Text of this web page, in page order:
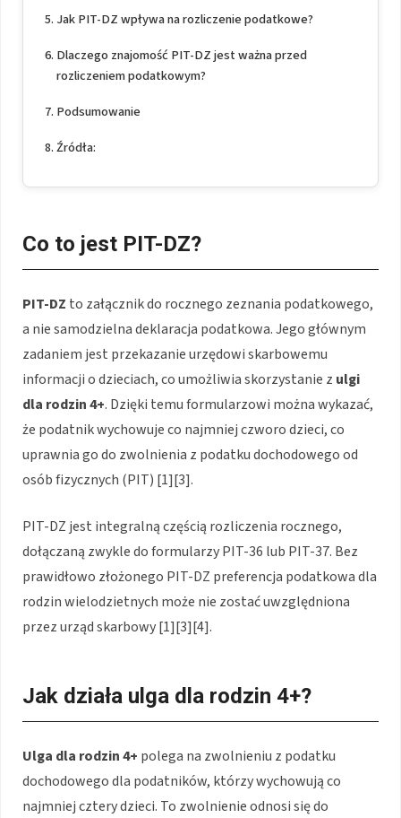
Jak PIT-DZ wpływa na rozliczenie podatkowe?
Dlaczego znajomość PIT-DZ jest ważna przed
rozliczeniem podatkowym?
Podsumowanie
Źródła:
Co to jest PIT-DZ?
PIT-DZ to załącznik do rocznego zeznania podatkowego,
a nie samodzielna deklaracja podatkowa. Jego głównym
zadaniem jest przekazanie urzędowi skarbowemu
informacji o dzieciach, co umożliwia skorzystanie z ulgi
dla rodzin 4+. Dzięki temu formularzowi można wykazać,
że podatnik wychowuje co najmniej czworo dzieci, co
uprawnia go do zwolnienia z podatku dochodowego od
osób fizycznych (PIT) [1][3].
PIT-DZ jest integralną częścią rozliczenia rocznego,
dołączaną zwykle do formularzy PIT-36 lub PIT-37. Bez
prawidłowo złożonego PIT-DZ preferencja podatkowa dla
rodzin wielodzietnych może nie zostać uwzględniona
przez urząd skarbowy [1][3][4].
Jak działa ulga dla rodzin 4+?
Ulga dla rodzin 4+ polega na zwolnieniu z podatku
dochodowego dla podatników, którzy wychowują co
najmniej cztery dzieci. To zwolnienie odnosi się do